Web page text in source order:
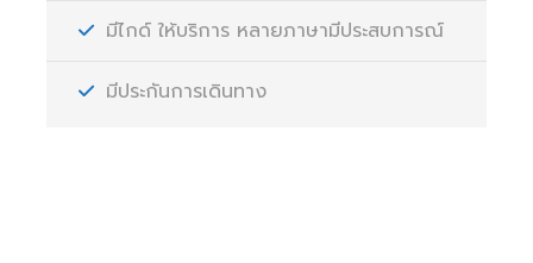
มีไกด์ ให้บริการ หลายภาษามีประสบการณ์
มีประกันการเดินทาง